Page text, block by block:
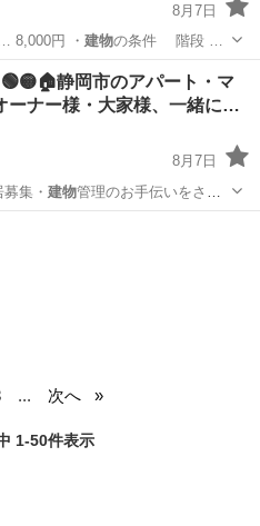
8月7日
8,000円 ・ 建物の条件 階段 …
身引越し
静岡市のアパート・マ
ーナー様・大家様、一緒に…
8月7日
集・ 建物管理のお手伝いをさせ
... 次へ
1-50件表示